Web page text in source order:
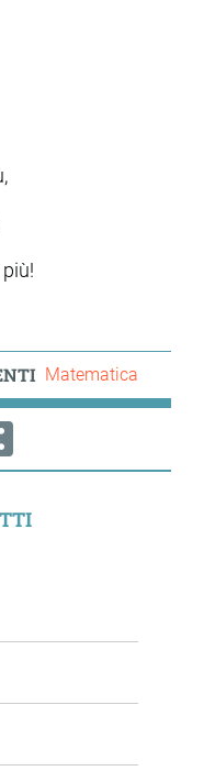
Matematica